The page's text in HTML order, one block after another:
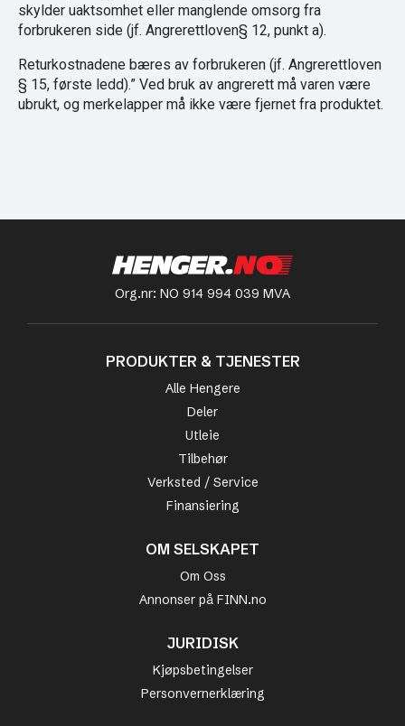
skylder uaktsomhet eller manglende omsorg fra
forbrukeren side (jf. Angrerettloven§ 12, punkt a).
Returkostnadene bæres av forbrukeren (jf. Angrerettloven
§ 15, første ledd).” Ved bruk av angrerett må varen være
ubrukt, og merkelapper må ikke være fjernet fra produktet.
Org.nr: NO 914 994 039 MVA
PRODUKTER & TJENESTER
Alle Hengere
Deler
Utleie
Tilbehør
Verksted / Service
Finansiering
OM SELSKAPET
Om Oss
Annonser på FINN.no
JURIDISK
Kjøpsbetingelser
Personvernerklæring